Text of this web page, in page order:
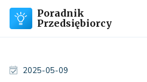
Poradnik
Przedsiębiorcy
2025-05-09